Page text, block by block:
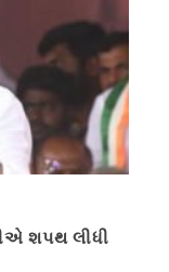
શપથ લીધી